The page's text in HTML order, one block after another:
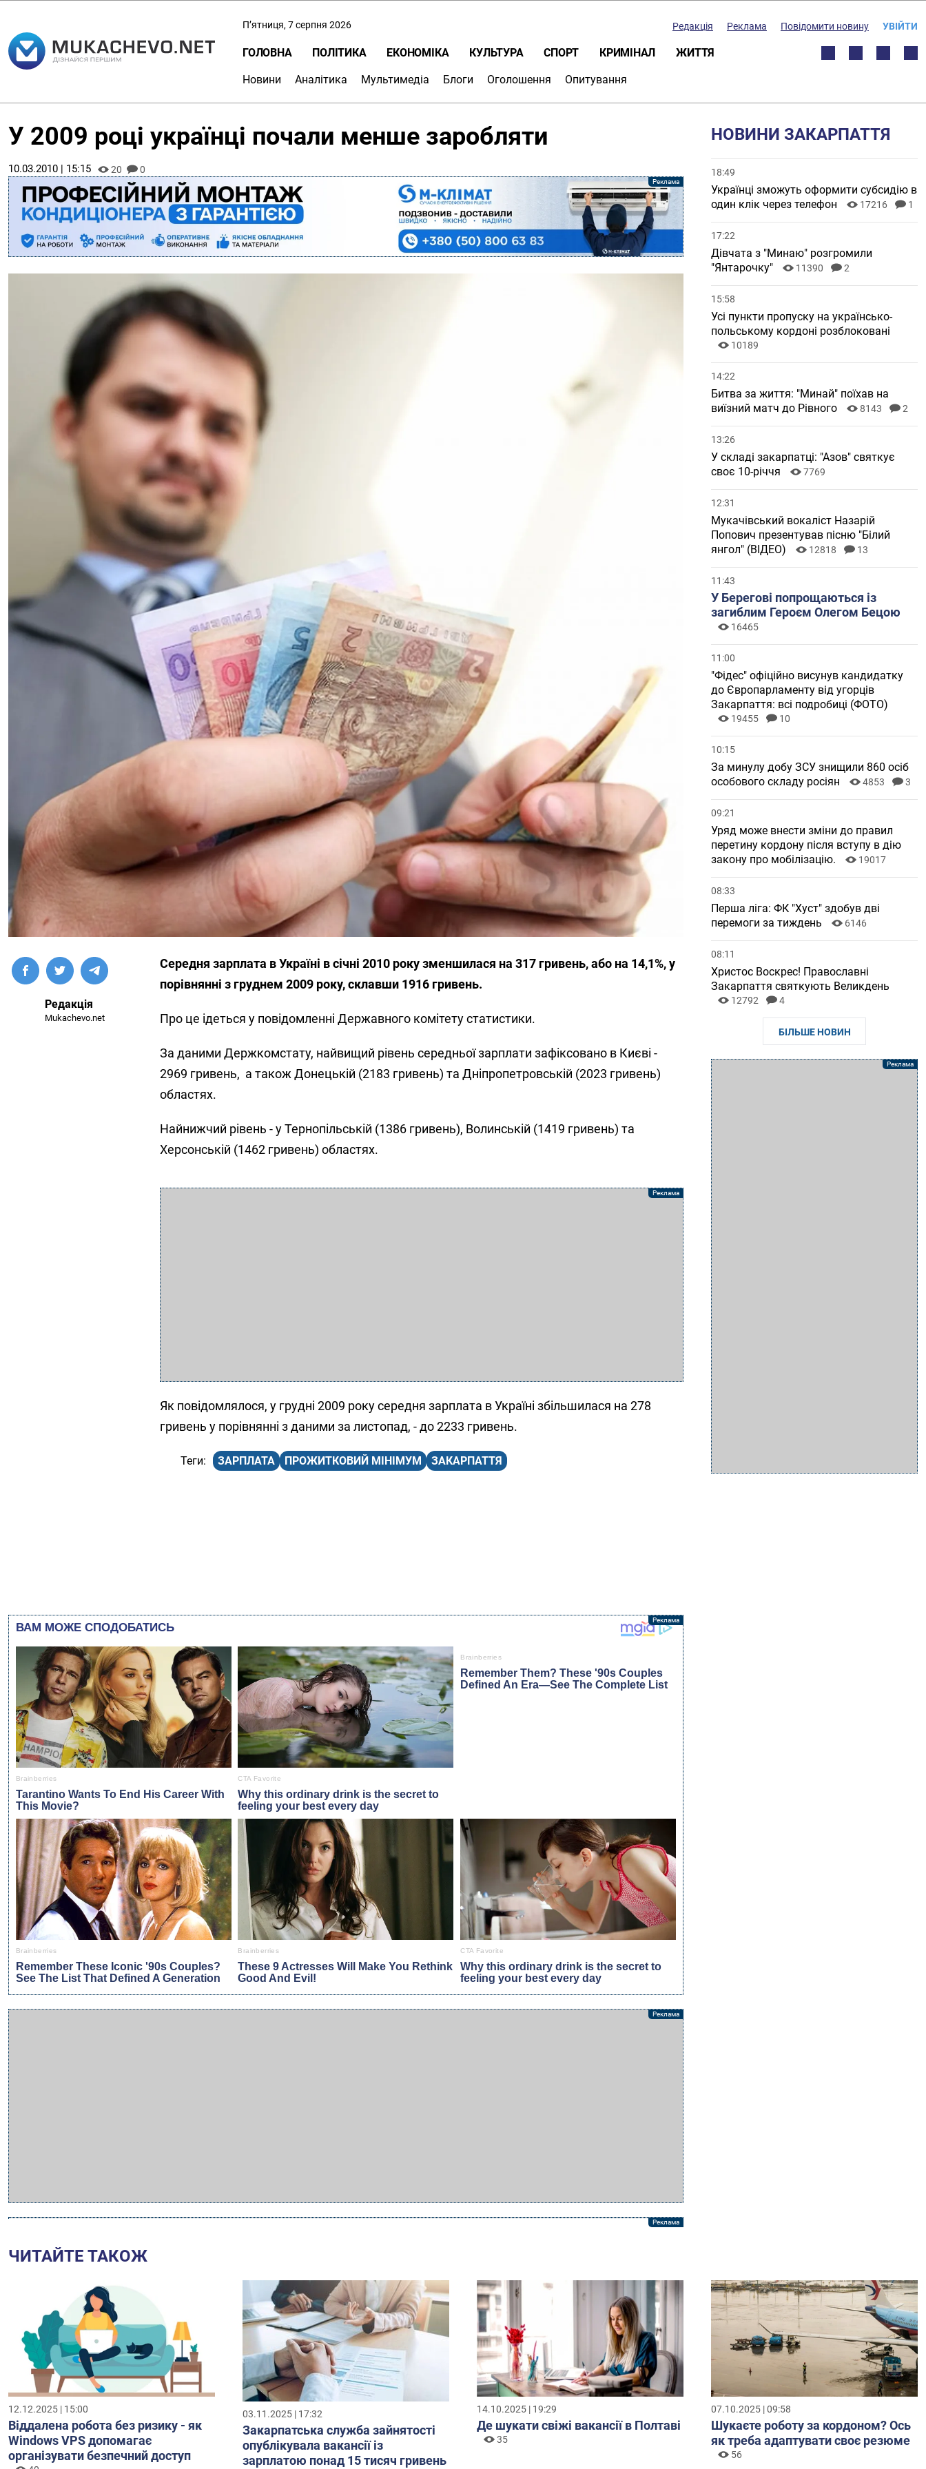
П’ятниця, 7 серпня 2026 Редакція Реклама Повідомити новину УВІЙТИ
ГОЛОВНА ПОЛІТИКА ЕКОНОМІКА КУЛЬТУРА СПОРТ КРИМІНАЛ ЖИТТЯ
Новини Аналітика Мультимедіа Блоги Оголошення Опитування
У 2009 році українці почали менше заробляти
10.03.2010 | 15:15 20 0
Редакція
Mukachevo.net
Середня зарплата в Україні в січні 2010 року зменшилася на 317 гривень, або на 14,1%, у
порівнянні з груднем 2009 року, склавши 1916 гривень.
Про це ідеться у повідомленні Державного комітету статистики.
За даними Держкомстату, найвищий рівень середньої зарплати зафіксовано в Києві -
2969 гривень, а також Донецькій (2183 гривень) та Дніпропетровській (2023 гривень)
областях.
Найнижчий рівень - у Тернопільській (1386 гривень), Волинській (1419 гривень) та
Херсонській (1462 гривень) областях.
Як повідомлялося, у грудні 2009 року середня зарплата в Україні збільшилася на 278
гривень у порівнянні з даними за листопад, - до 2233 гривень.
ЗАРПЛАТА ПРОЖИТКОВИЙ МІНІМУМ ЗАКАРПАТТЯ
НОВИНИ ЗАКАРПАТТЯ
18:49
Українці зможуть оформити субсидію в
один клік через телефон
17216 1
17:22
Дівчата з "Минаю" розгромили
"Янтарочку"
11390 2
15:58
Усі пункти пропуску на українсько-
польському кордоні розблоковані
10189
14:22
Битва за життя: "Минай" поїхав на
виїзний матч до Рівного
8143 2
13:26
У складі закарпатці: "Азов" святкує
своє 10-річчя
7769
12:31
Мукачівський вокаліст Назарій
Попович презентував пісню "Білий
янгол" (ВІДЕО)
12818 13
11:43
У Берегові попрощаються із
загиблим Героєм Олегом Бецою
16465
11:00
"Фідес" офіційно висунув кандидатку
до Європарламенту від угорців
Закарпаття: всі подробиці (ФОТО)
19455 10
10:15
За минулу добу ЗСУ знищили 860 осіб
особового складу росіян
4853 3
09:21
Уряд може внести зміни до правил
перетину кордону після вступу в дію
закону про мобілізацію.
19017
08:33
Перша ліга: ФК "Хуст" здобув дві
перемоги за тиждень
6146
08:11
Христос Воскрес! Православні
Закарпаття святкують Великдень
12792 4
БІЛЬШЕ НОВИН
ЧИТАЙТЕ ТАКОЖ
12.12.2025 | 15:00
Віддалена робота без ризику - як
Windows VPS допомагає
організувати безпечний доступ
03.11.2025 | 17:32
Закарпатська служба зайнятості
опублікувала вакансії із
зарплатою понад 15 тисяч гривень
14.10.2025 | 19:29
Де шукати свіжі вакансії в Полтаві
35
07.10.2025 | 09:58
Шукаєте роботу за кордоном? Ось
як треба адаптувати своє резюме
56